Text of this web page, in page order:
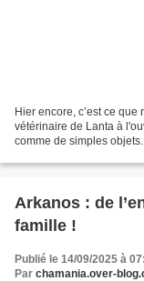
Hier encore, c’est ce
vétérinaire de Lanta à
comme de simples
Arkanos : de
famille !
Publié le 14/09/2025 à
Par chamania.over-